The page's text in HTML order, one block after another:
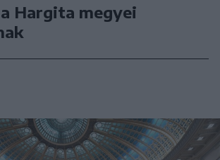
Hargita megyei